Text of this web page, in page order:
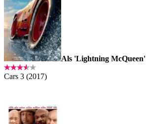
Als 'Lightning McQueen'
Cars 3 (2017)